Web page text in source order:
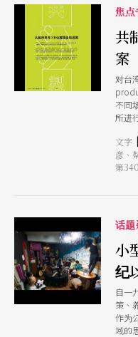
从来
品在
共空
开启
的思
次访
会不
过去
要服
博
知识
是两
自公
此差
别身
连动
的交
当代
夫国
西发
任总
焦
共
案
对台
不同
所进
的合
角色
带，
化场
办，
要进
本刊
者，
文字 |
彦、
第
话
小
纪
自一
策、
作为
域的